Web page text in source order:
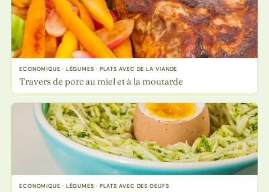
ECONOMIQUE · LÉGUMES · PLATS AVEC DE LA VIANDE
Travers de porc au miel et à la moutarde
ECONOMIQUE · LÉGUMES · PLATS AVEC DES OEUFS